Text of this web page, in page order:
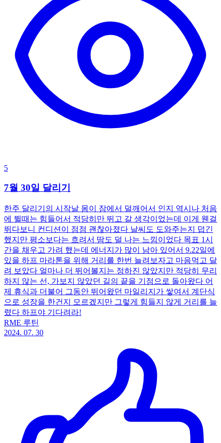
5
7월 30일 달리기
한주 달리기의 시작날 몸이 잠에서 덜깨어서 인지 역시나 처음
에 뛸때는 힘들어서 적당히만 뛰고 갈 생각이었는데 이게 웬걸
뛰다보니 컨디션이 점점 괜찮아졌다 날씨도 도와주는지 덥긴
했지만 평소보다는 흐려서 땀도 덜 나는 느낌이었다 목표 1시
간을 채우고 가려 했는데 에너지가 많이 남아 있어서 9.22일에
있을 하프 마라톤을 위해 거리를 한번 늘려보자고 마음먹고 달
려 보았다 얼마나 더 뛰어볼지는 정하진 않았지만 적당히 무리
하지 않는 선, 가보지 않았던 길의 끝을 기점으로 돌아왔다 어
제 휴식과 더불어 그동안 뛰어왔던 마일리지가 쌓여서 계단식
으로 성장을 한건지 모르겠지만 그렇게 힘들지 않게 거리를 늘
렸다 하프야 기다려라!
RME 루틴
2024. 07. 30